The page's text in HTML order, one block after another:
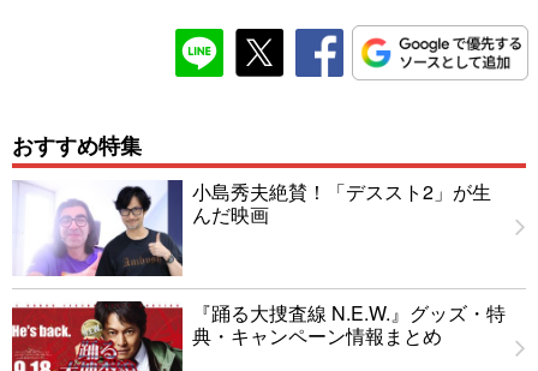
おすすめ特集
小島秀夫絶賛！「デススト2」が生
んだ映画
『踊る大捜査線 N.E.W.』グッズ・特
典・キャンペーン情報まとめ